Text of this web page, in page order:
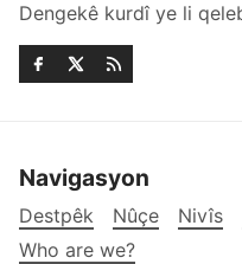
Dengekê kurdî ye li
Navigasyon
Destpêk Nûçe Nivîs
Who are we?